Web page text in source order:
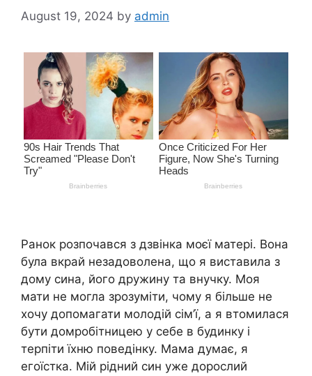
August 19, 2024 by admin
Ранок розпочався з дзвінка моєї матері. Вона
була вкрай незадоволена, що я виставила з
дому сина, його дружину та внучку. Моя
мати не могла зрозуміти, чому я більше не
хочу допомагати молодій сім’ї, а я втомилася
бути домробітницею у себе в будинку і
терпіти їхню поведінку. Мама думає, я
егоїстка. Мій рідний син уже дорослий